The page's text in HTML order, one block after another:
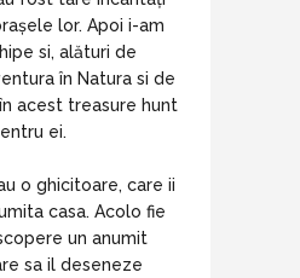
lor. Apoi i-am
si, alături de
în Natura si de
acest treasure hunt
ei.
o ghicitoare, care ii
casa. Acolo fie
un anumit
sa il deseneze